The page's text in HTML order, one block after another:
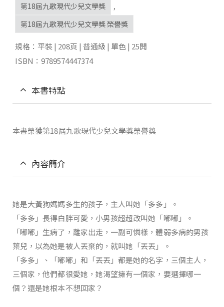
第18屆九歌現代少兒文學獎
,
第18屆九歌現代少兒文學獎 榮譽獎
規格：平裝 | 208頁 | 普通級 | 單色 | 25開
ISBN：9789574447374
本書特點
本書榮獲第18屆九歌現代少兒文學獎榮譽獎
內容簡介
她是大黃狗媽媽多生的孩子，主人叫她「多多」。
「多多」長得白胖可愛，小男孩超超改叫她「嘟嘟」。
「嘟嘟」生病了，離家出走，一副可憐樣，體弱多病的男孩
葉兒，以為她是被人丟棄的，就叫她「丟丟」。
「多多」、「嘟嘟」和「丟丟」都是她的名字，三個主人，
三個家，他們都很愛她，她渴望擁有一個家，要選擇哪一
個？還是她根本不想回家？